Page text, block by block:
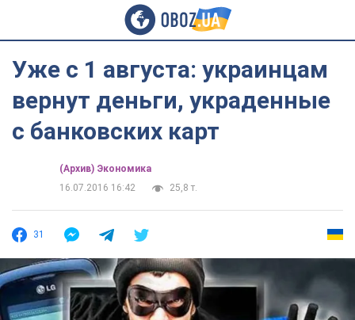
Уже с 1 августа: украинцам
вернут деньги, украденные
с банковских карт
(Архив) Экономика
16.07.2016 16:42
25,8 т.
31